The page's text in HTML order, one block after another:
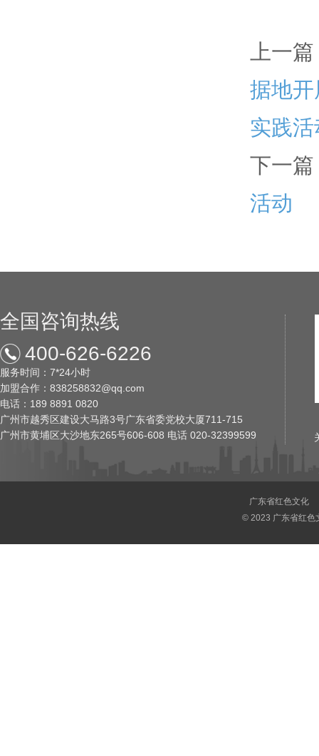
上一
据地开
实践活
下一篇
活动
全国咨询热线
400-626-6226
服务时间：7*24小时
加盟合作：838258832@qq.com
电话：189 8891 0820
广州市越秀区建设大马路3号广东省委党校大厦711-715
广州市黄埔区大沙地东265号606-608 电话 020-32399599
广东省红色文化
© 2023 广东省红色